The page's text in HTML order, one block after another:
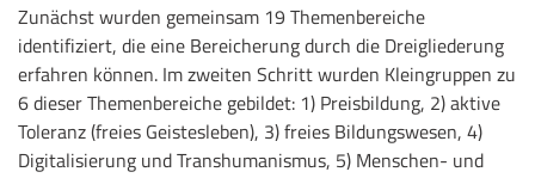
Zunächst wurden gemeinsam 19 Themenbereiche
identifiziert, die eine Bereicherung durch die Dreigliederung
erfahren können. Im zweiten Schritt wurden Kleingruppen zu
6 dieser Themenbereiche gebildet: 1) Preisbildung, 2) aktive
Toleranz (freies Geistesleben), 3) freies Bildungswesen, 4)
Digitalisierung und Transhumanismus, 5) Menschen- und